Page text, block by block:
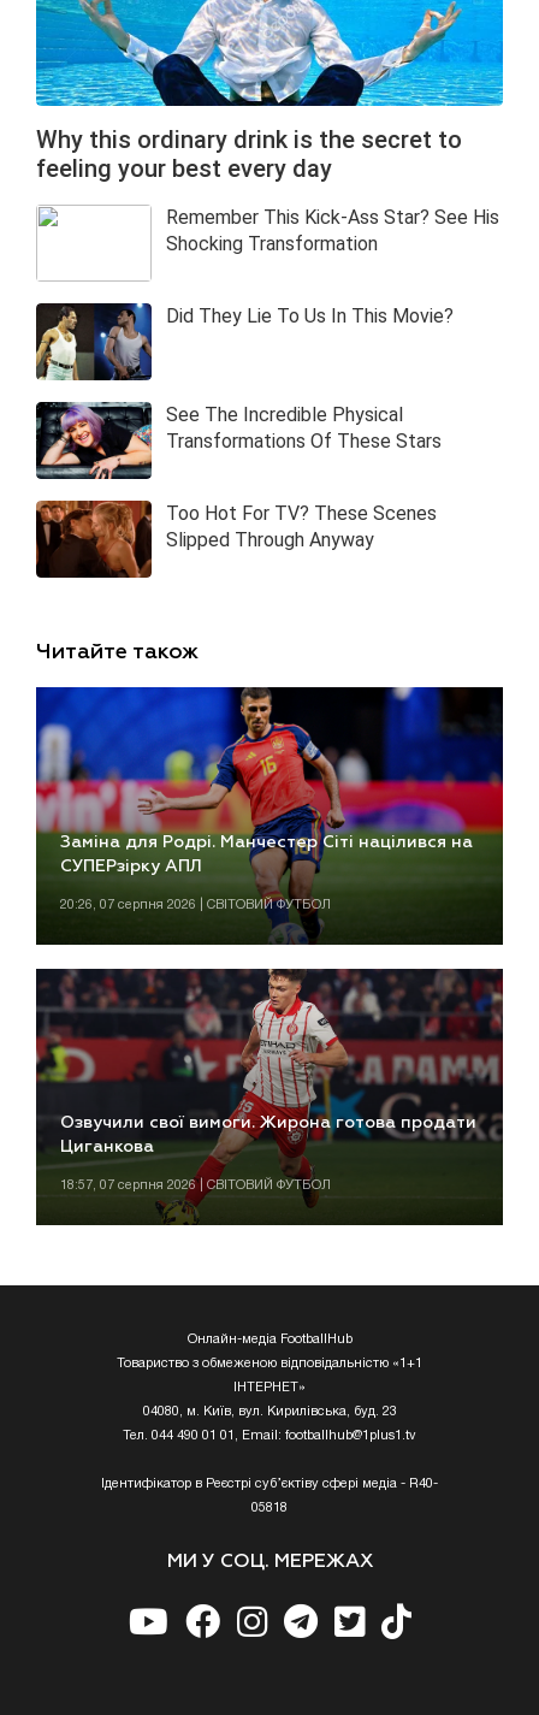
Читайте також
Заміна для Родрі. Манчестер Сіті націлився на
СУПЕРзірку АПЛ
20:26, 07 серпня 2026 | СВІТОВИЙ ФУТБОЛ
Озвучили свої вимоги. Жирона готова продати
Циганкова
18:57, 07 серпня 2026 | СВІТОВИЙ ФУТБОЛ
Онлайн-медіа FootballHub
Товариство з обмеженою відповідальністю «1+1
ІНТЕРНЕТ»
04080, м. Київ, вул. Кирилівська, буд. 23
Тел. 044 490 01 01, Email: footballhub@1plus1.tv
Ідентифікатор в Реєстрі суб’єктіву сфері медіа - R40-
05818
МИ У СОЦ. МЕРЕЖАХ